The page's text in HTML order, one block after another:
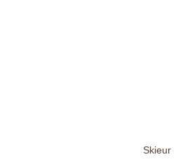
Skieur